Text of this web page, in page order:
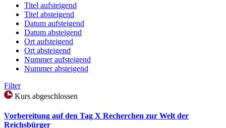
Titel aufsteigend
Titel absteigend
Datum aufsteigend
Datum absteigend
Ort aufsteigend
Ort absteigend
Nummer aufsteigend
Nummer absteigend
Filter
Kurs abgeschlossen
Vorbereitung auf den Tag X Recherchen zur Welt der
Reichsbürger